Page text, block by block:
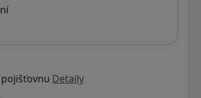
Detaily